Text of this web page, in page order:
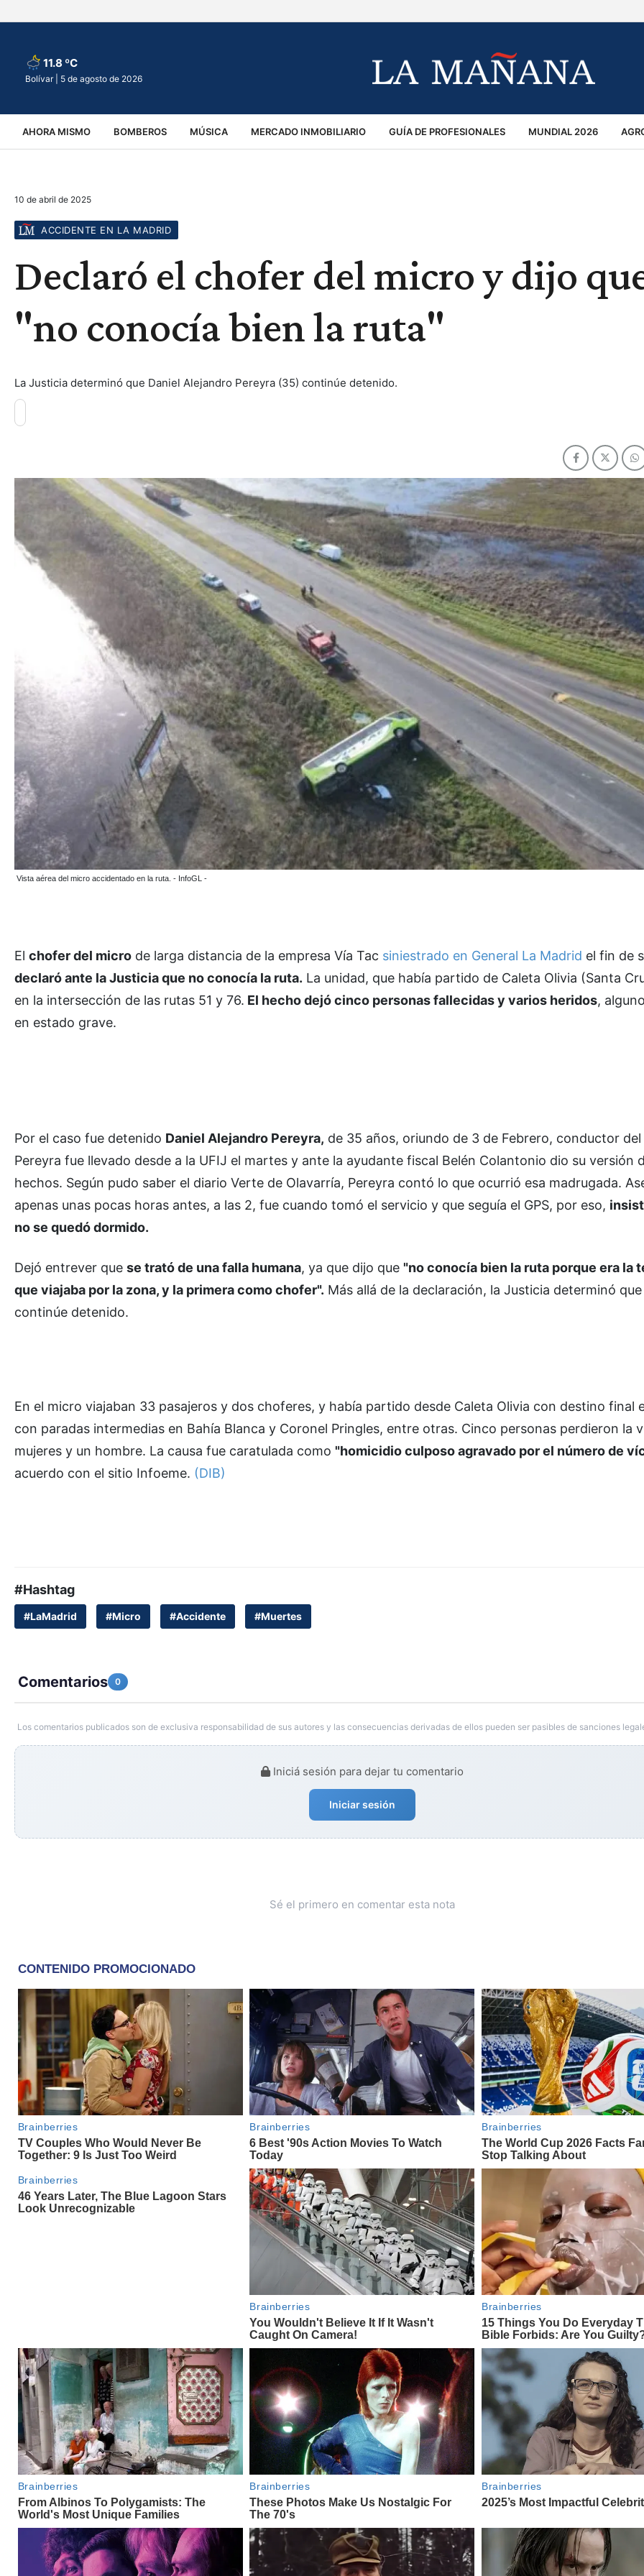
11.8 ºC
Bolívar | 5 de agosto de 2026
AHORA MISMO BOMBEROS MÚSICA MERCADO INMOBILIARIO GUÍA DE PROFESIONALES MUNDIAL 2026
VIRALES ACCIDENTES
10 de abril de 2025
ACCIDENTE EN LA MADRID
Declaró el chofer del micro y dijo
"no conocía bien la ruta"
La Justicia determinó que Daniel Alejandro Pereyra (35) continúe detenido.
Vista aérea del micro accidentado en la ruta. - InfoGL -
El chofer del micro de larga distancia de la empresa Vía Tac siniestrado en General La Madrid el fin de
declaró ante la Justicia que no conocía la ruta. La unidad, que había partido de Caleta Olivia (Santa
en la intersección de las rutas 51 y 76. El hecho dejó cinco personas fallecidas y varios heridos,
en estado grave.
Por el caso fue detenido Daniel Alejandro Pereyra, de 35 años, oriundo de 3 de Febrero, conductor
Pereyra fue llevado desde a la UFIJ el martes y ante la ayudante fiscal Belén Colantonio dio su versión
hechos. Según pudo saber el diario Verte de Olavarría, Pereyra contó lo que ocurrió esa madrugada.
apenas unas pocas horas antes, a las 2, fue cuando tomó el servicio y que seguía el GPS, por eso,
no se quedó dormido.
Dejó entrever que se trató de una falla humana, ya que dijo que "no conocía bien la ruta porque era la
que viajaba por la zona, y la primera como chofer". Más allá de la declaración, la Justicia determinó
continúe detenido.
En el micro viajaban 33 pasajeros y dos choferes, y había partido desde Caleta Olivia con destino final
con paradas intermedias en Bahía Blanca y Coronel Pringles, entre otras. Cinco personas perdieron la
mujeres y un hombre. La causa fue caratulada como "homicidio culposo agravado por el número de
acuerdo con el sitio Infoeme. (DIB)
#Hashtag
#LaMadrid #Micro #Accidente #Muertes
Comentarios 0
Los comentarios publicados son de exclusiva responsabilidad de sus autores y las consecuencias derivadas de ellos pueden ser pasibles de sanciones
Iniciá sesión para dejar tu comentario
Iniciar sesión
Sé el primero en comentar esta nota